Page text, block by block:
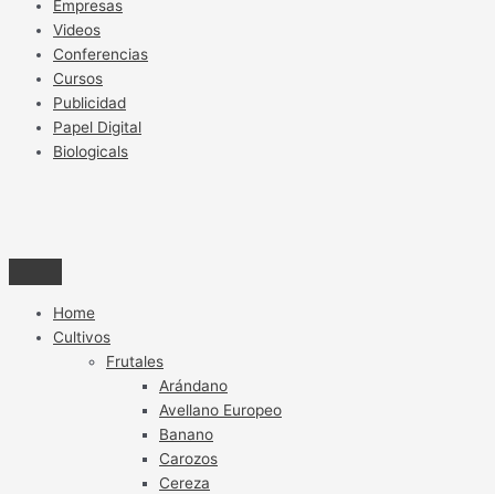
Empresas
Videos
Conferencias
Cursos
Publicidad
Papel Digital
Biologicals
Home
Cultivos
Frutales
Arándano
Avellano Europeo
Banano
Carozos
Cereza